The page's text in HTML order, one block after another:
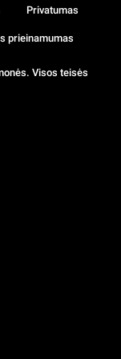
Visos teisės
Privatumas
prieinamumas